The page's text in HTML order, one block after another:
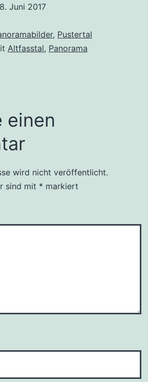
Juni 2017
, Pustertal
Altfasstal, Panorama
einen
wird nicht veröffentlicht.
sind mit * markiert